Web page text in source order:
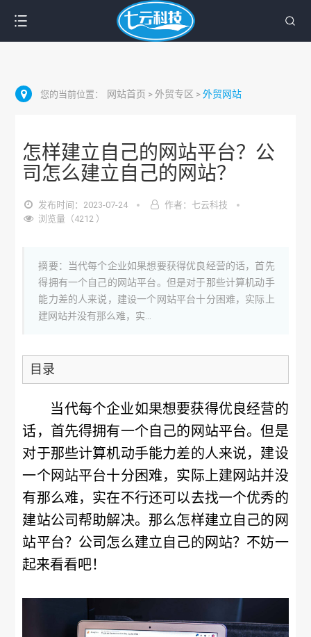
您的当前位置： 网站首页 > 外贸专区 >外贸网站
怎样建立自己的网站平台？公
司怎么建立自己的网站？
发布时间：2023-07-24
作者：七云科技
浏览量（4212 ）
摘要：当代每个企业如果想要获得优良经营的话，首先
得拥有一个自己的网站平台。但是对于那些计算机动手
能力差的人来说，建设一个网站平台十分困难，实际上
建网站并没有那么难，实...
目录
当代每个企业如果想要获得优良经营的
话，首先得拥有一个自己的网站平台。但是
对于那些计算机动手能力差的人来说，建设
一个网站平台十分困难，实际上建网站并没
有那么难，实在不行还可以去找一个优秀的
建站公司帮助解决。那么怎样建立自己的网
站平台？公司怎么建立自己的网站？不妨一
起来看看吧！